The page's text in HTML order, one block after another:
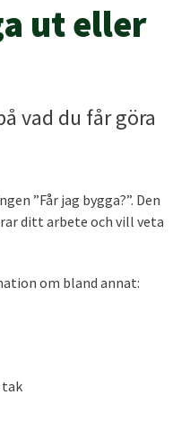
ut eller
vad du får göra
”Får jag bygga?”. Den
ditt arbete och vill veta
om bland annat:
tak